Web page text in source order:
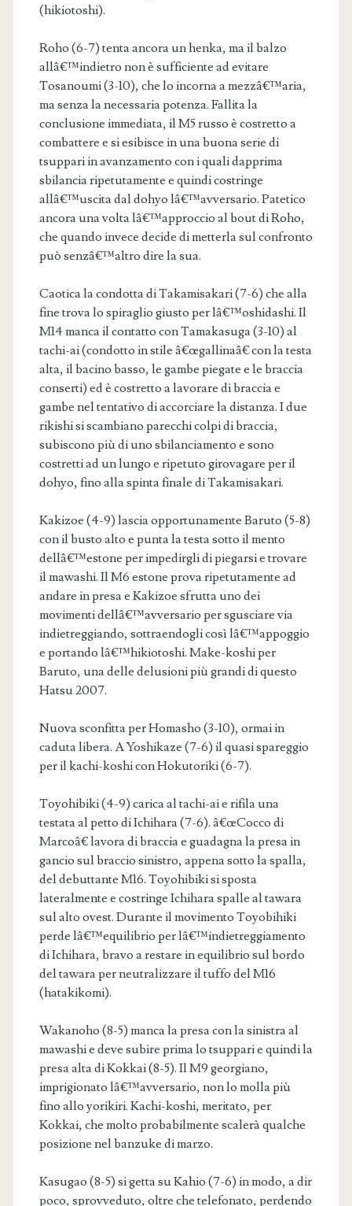
(hikiotoshi).
Roho (6-7) tenta ancora un henka, ma il balzo
allâ€™indietro non è sufficiente ad evitare
Tosanoumi (3-10), che lo incorna a mezzâ€™aria,
ma senza la necessaria potenza. Fallita la
conclusione immediata, il M5 russo è costretto a
combattere e si esibisce in una buona serie di
tsuppari in avanzamento con i quali dapprima
sbilancia ripetutamente e quindi costringe
allâ€™uscita dal dohyo lâ€™avversario. Patetico
ancora una volta lâ€™approccio al bout di Roho,
che quando invece decide di metterla sul confronto
può senzâ€™altro dire la sua.
Caotica la condotta di Takamisakari (7-6) che alla
fine trova lo spiraglio giusto per lâ€™oshidashi. Il
M14 manca il contatto con Tamakasuga (3-10) al
tachi-ai (condotto in stile â€œgallinaâ€ con la testa
alta, il bacino basso, le gambe piegate e le braccia
conserti) ed è costretto a lavorare di braccia e
gambe nel tentativo di accorciare la distanza. I due
rikishi si scambiano parecchi colpi di braccia,
subiscono più di uno sbilanciamento e sono
costretti ad un lungo e ripetuto girovagare per il
dohyo, fino alla spinta finale di Takamisakari.
Kakizoe (4-9) lascia opportunamente Baruto (5-8)
con il busto alto e punta la testa sotto il mento
dellâ€™estone per impedirgli di piegarsi e trovare
il mawashi. Il M6 estone prova ripetutamente ad
andare in presa e Kakizoe sfrutta uno dei
movimenti dellâ€™avversario per sgusciare via
indietreggiando, sottraendogli così lâ€™appoggio
e portando lâ€™hikiotoshi. Make-koshi per
Baruto, una delle delusioni più grandi di questo
Hatsu 2007.
Nuova sconfitta per Homasho (3-10), ormai in
caduta libera. A Yoshikaze (7-6) il quasi spareggio
per il kachi-koshi con Hokutoriki (6-7).
Toyohibiki (4-9) carica al tachi-ai e rifila una
testata al petto di Ichihara (7-6). â€œCocco di
Marcoâ€ lavora di braccia e guadagna la presa in
gancio sul braccio sinistro, appena sotto la spalla,
del debuttante M16. Toyohibiki si sposta
lateralmente e costringe Ichihara spalle al tawara
sul alto ovest. Durante il movimento Toyobihiki
perde lâ€™equilibrio per lâ€™indietreggiamento
di Ichihara, bravo a restare in equilibrio sul bordo
del tawara per neutralizzare il tuffo del M16
(hatakikomi).
Wakanoho (8-5) manca la presa con la sinistra al
mawashi e deve subire prima lo tsuppari e quindi la
presa alta di Kokkai (8-5). Il M9 georgiano,
imprigionato lâ€™avversario, non lo molla più
fino allo yorikiri. Kachi-koshi, meritato, per
Kokkai, che molto probabilmente scalerà qualche
posizione nel banzuke di marzo.
Kasugao (8-5) si getta su Kahio (7-6) in modo, a dir
poco, sprovveduto, oltre che telefonato, perdendo